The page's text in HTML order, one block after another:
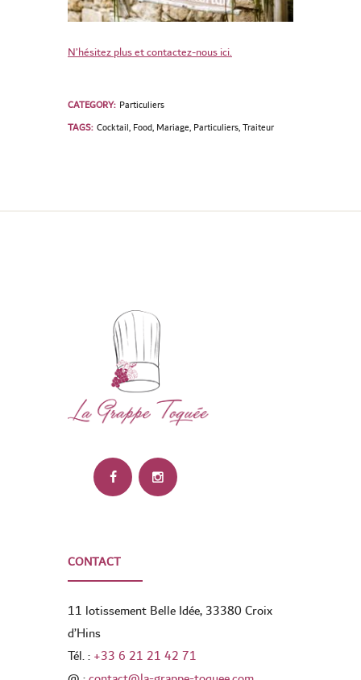
N’hésitez plus et contactez-nous ici.
CATEGORY: Particuliers
TAGS: Cocktail, Food, Mariage, Particuliers,Traiteur
CONTACT
11 lotissement Belle Idée, 33380 Croix
d’Hins
Tél. :+33 6 21 21 42 71